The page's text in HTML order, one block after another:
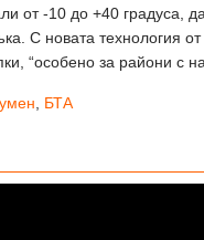
от -10 до +40 градуса,
С новата технология
“особено за райони с
, БТА